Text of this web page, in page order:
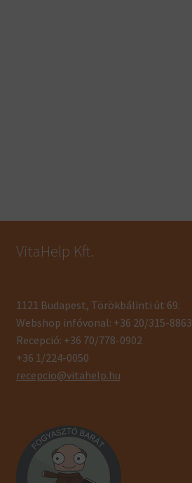
VitaHelp Kft.
1121 Budapest, Törökbálinti út 69.
Webshop infóvonal: +36 20/315-8863
Recepció: +36 70/778-0902
+36 1/224-0050
recepcio@vitahelp.hu